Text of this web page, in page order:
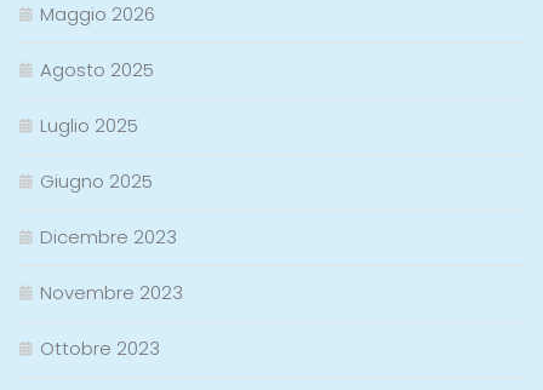
Maggio 2026
Agosto 2025
Luglio 2025
Giugno 2025
Dicembre 2023
Novembre 2023
Ottobre 2023